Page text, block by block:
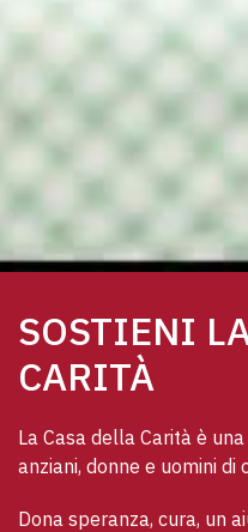
SOSTIENI
CARITÀ
La Casa della Carità è
anziani, donne e uomini di
Dona speranza, cura, un